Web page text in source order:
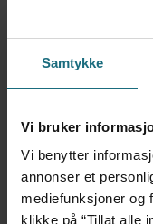
Samtykke
Vi bruker
Vi benytter
annonser et
mediefunksjoner og
klikke på “Tillat alle